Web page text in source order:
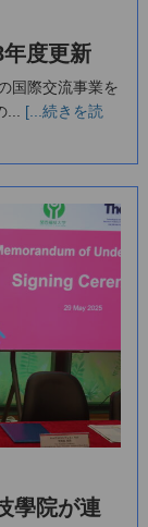
度更新
国際交流事業を
... [...続きを読
學院が連